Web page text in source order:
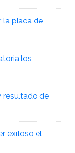
la placa de
los
resultado de
exitoso el